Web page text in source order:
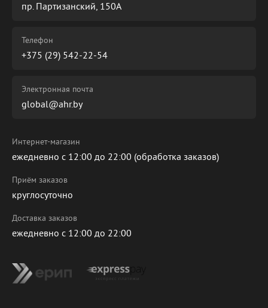
пр. Партизанский, 150А
Телефон
+375 (29) 542-22-54
Электронная почта
global@ahr.by
Интернет-магазин
ежедневно с 12:00 до 22:00 (обработка заказов)
Приём заказов
круглосуточно
Доставка заказов
ежедневно с 12:00 до 22:00